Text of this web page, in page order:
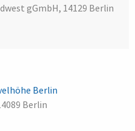
gGmbH, 14129 Berlin
Berlin
Berlin